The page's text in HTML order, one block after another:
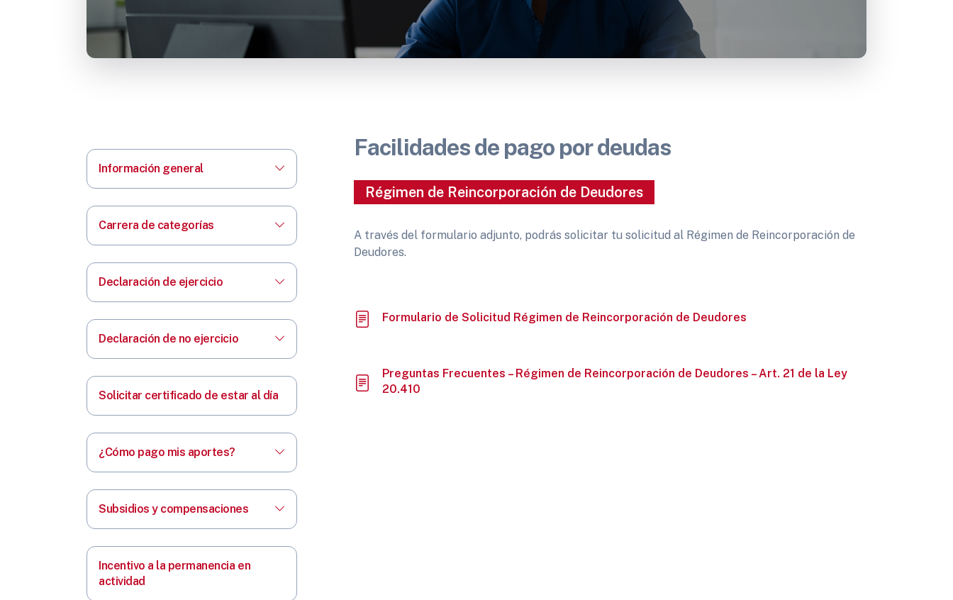
Información general
Carrera de categorías
Declaración de ejercicio
Declaración de no ejercicio
Solicitar certificado de estar al día
¿Cómo pago mis aportes?
Subsidios y compensaciones
Incentivo a la permanencia en
actividad
Facilidades de pago por deudas
Régimen de Reincorporación de Deudores
A través del formulario adjunto, podrás solicitar tu solicitud al Régimen de Reincorporación de
Deudores.
Formulario de Solicitud Régimen de Reincorporación de Deudores
Preguntas Frecuentes – Régimen de Reincorporación de Deudores – Art. 21 de la Ley
20.410